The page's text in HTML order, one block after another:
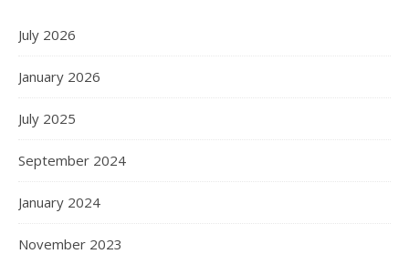
July 2026
January 2026
July 2025
September 2024
January 2024
November 2023